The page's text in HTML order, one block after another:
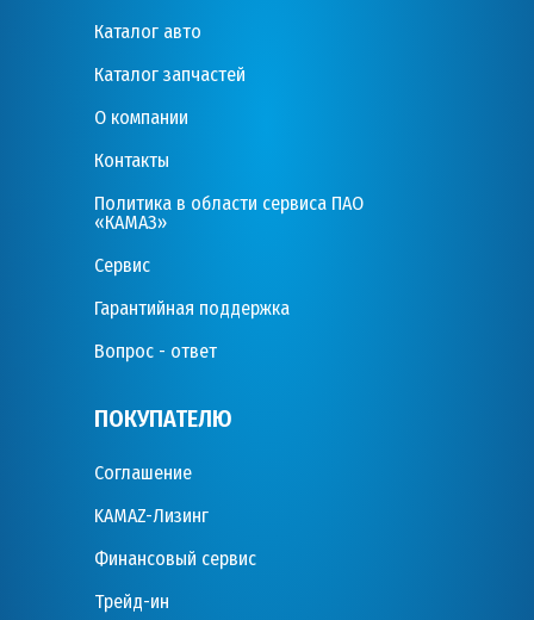
Каталог авто
Каталог запчастей
О компании
Контакты
Политика в области сервиса ПАО
«КАМАЗ»
Сервис
Гарантийная поддержка
Вопрос - ответ
ПОКУПАТЕЛЮ
Соглашение
KAMAZ-Лизинг
Финансовый сервис
Трейд-ин